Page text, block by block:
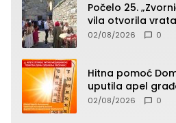
Počelo 25.
vila otvorila
02/08/2026 0
Hitna pomoć
uputila apel
temperature do
02/08/2026 0